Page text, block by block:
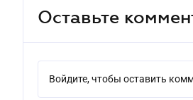
Оставьте
Войдите, чтобы оставить